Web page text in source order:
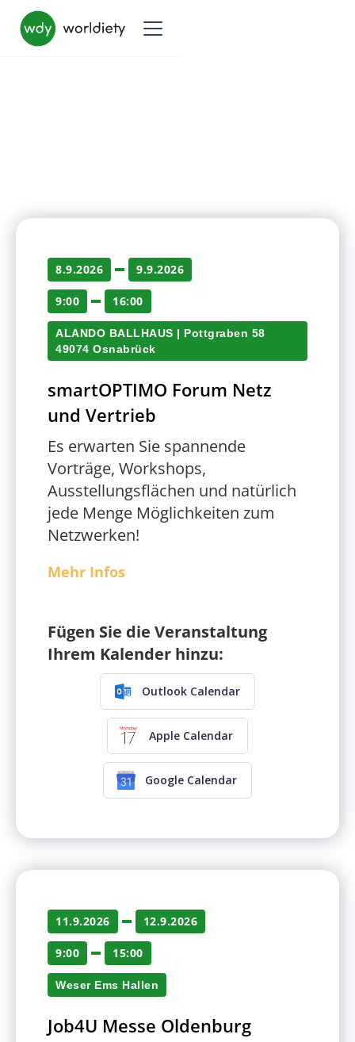
8.9.2026 9.9.2026
9:00 16:00
ALANDO BALLHAUS | Pottgraben 58
49074 Osnabrück
smartOPTIMO Forum Netz
und Vertrieb
Es erwarten Sie spannende
Vorträge, Workshops,
Ausstellungsflächen und natürlich
jede Menge Möglichkeiten zum
Netzwerken!
Mehr Infos
Fügen Sie die Veranstaltung
Ihrem Kalender hinzu:
Outlook Calendar
Apple Calendar
Google Calendar
11.9.2026 12.9.2026
9:00 15:00
Weser Ems Hallen
Job4U Messe Oldenburg